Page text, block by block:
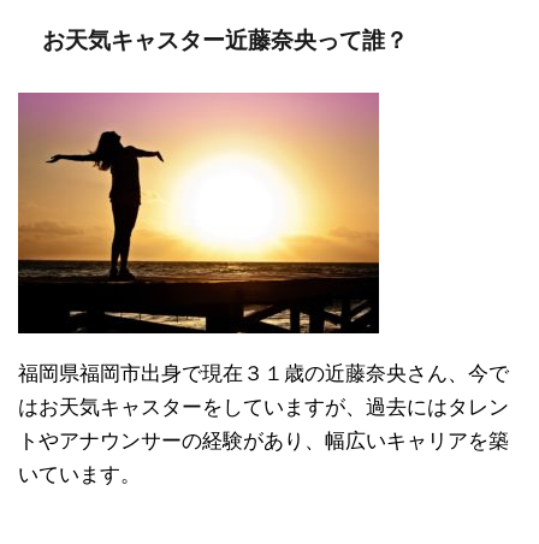
お天気キャスター近藤奈央って誰？
福岡県福岡市出身で現在３１歳の近藤奈央さん、今で
はお天気キャスターをしていますが、過去にはタレン
トやアナウンサーの経験があり、幅広いキャリアを築
いています。